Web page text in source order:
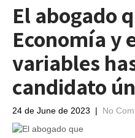
El abogado
Economía y
variables
candidato
24 de June de 2023 | No